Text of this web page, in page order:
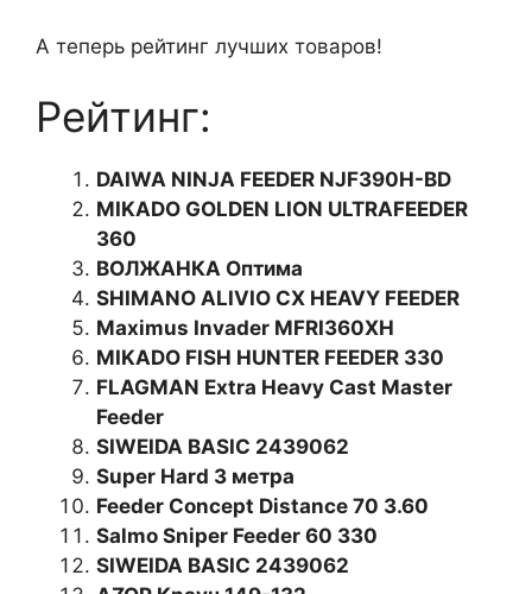
А теперь рейтинг лучших товаров!
Рейтинг:
DAIWA NINJA FEEDER NJF390H-BD
MIKADO GOLDEN LION ULTRAFEEDER
360
ВОЛЖАНКА Оптима
SHIMANO ALIVIO CX HEAVY FEEDER
Maximus Invader MFRI360XH
MIKADO FISH HUNTER FEEDER 330
FLAGMAN Extra Heavy Cast Master
Feeder
SIWEIDA BASIC 2439062
Super Hard 3 метра
Feeder Concept Distance 70 3.60
Salmo Sniper Feeder 60 330
SIWEIDA BASIC 2439062